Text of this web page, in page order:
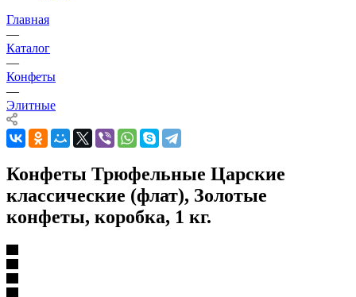
Главная
—
Каталог
—
Конфеты
—
Элитные
Конфеты Трюфельные Царские
классические (флат), Золотые
конфеты, коробка, 1 кг.